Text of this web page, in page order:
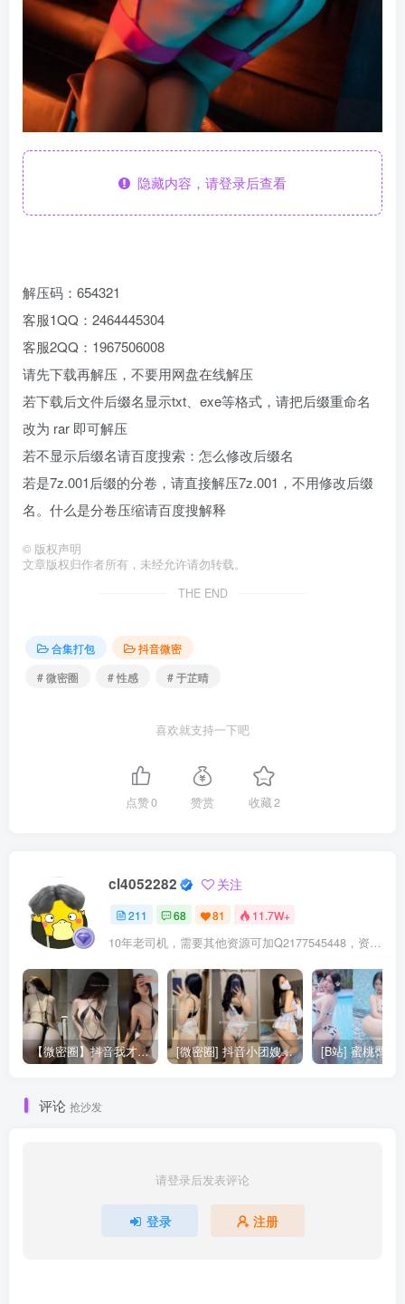
隐藏内容，请登录后查看
解压码：654321
客服1QQ：2464445304
客服2QQ：1967506008
请先下载再解压，不要用网盘在线解压
若下载后文件后缀名显示txt、exe等格式，请把后缀重命名
改为 rar 即可解压
若不显示后缀名请百度搜索：怎么修改后缀名
若是7z.001后缀的分卷，请直接解压7z.001，不用修改后缀
名。什么是分卷压缩请百度搜解释
© 版权声明
文章版权归作者所有，未经允许请勿转载。
THE END
合集打包
抖音微密
# 微密圈
# 性感 # 于芷晴
喜欢就支持一下吧
点赞0 赞赏 收藏2
cl4052282 关注
211 68 81 11.7W+
10年老司机，需要其他资源可加Q2177545448，资源交流可以加QQ群：940886568
【微密圈】抖音我才是岚岚觅圈合集更13期 [221P+35V] [微密圈] 抖音小团嫂的觅圈私拍合集更7期 [337P+5V]
评论 抢沙发
请登录后发表评论
登录 注册